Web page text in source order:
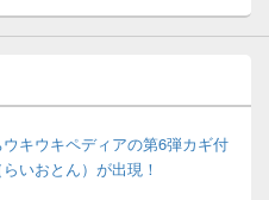
キウキペディアの第6弾カギ付
いおとん）が出現！